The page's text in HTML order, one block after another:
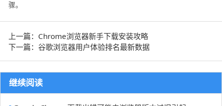
骤。
上一篇：Chrome浏览器新手下载安装攻略
下一篇：谷歌浏览器用户体验排名最新数据
继续阅读